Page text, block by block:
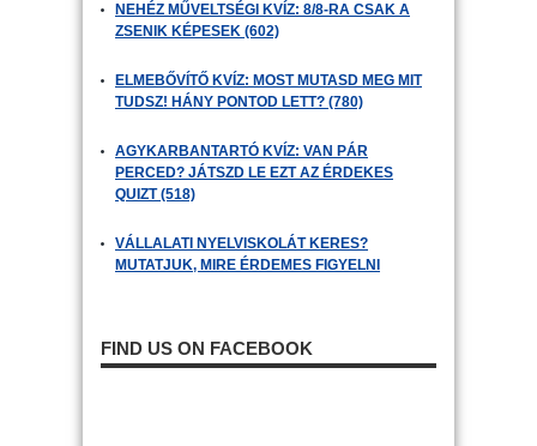
NEHÉZ MŰVELTSÉGI KVÍZ: 8/8-RA CSAK A
ZSENIK KÉPESEK (602)
ELMEBŐVÍTŐ KVÍZ: MOST MUTASD MEG MIT
TUDSZ! HÁNY PONTOD LETT? (780)
AGYKARBANTARTÓ KVÍZ: VAN PÁR
PERCED? JÁTSZD LE EZT AZ ÉRDEKES
QUIZT (518)
VÁLLALATI NYELVISKOLÁT KERES?
MUTATJUK, MIRE ÉRDEMES FIGYELNI
FIND US ON FACEBOOK